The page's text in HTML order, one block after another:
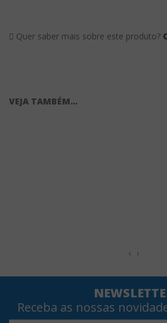
Quer saber mais sobre este produto?
VEJA TAMBÉM...
‹ ›
Receba as nossas